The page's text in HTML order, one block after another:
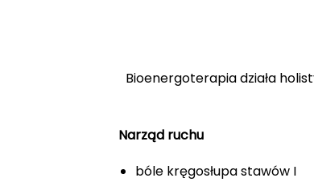
Bioenergoterapia działa
Narząd ruchu
bóle kręgosłupa stawów I